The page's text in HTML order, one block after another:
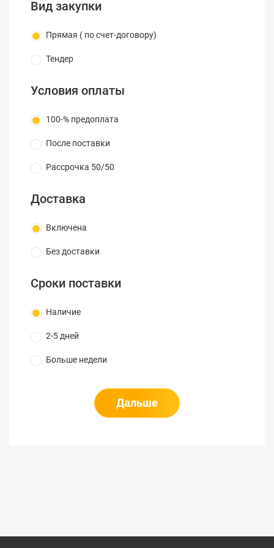
полимерное покрытие доски оптимизировано
доски можно наносить надписи стандартными
маркерами сухого стирания. У всех
интерактивных досок IQ Board DVT новый дизайн
Вид закупки
Прямая ( по счет-договору)
Тендер
Условия оплаты
100-% предоплата
После поставки
Рассрочка 50/50
Доставка
Включена
Без доставки
Сроки поставки
Наличие
2-5 дней
Больше недели
Дальше